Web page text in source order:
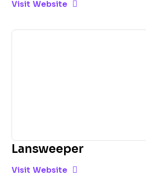
Visit Website Opens New Window
Lansweeper
Visit Website Opens New Window